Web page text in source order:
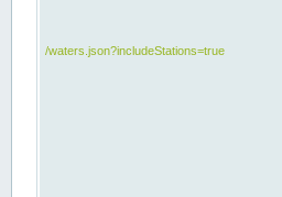
/waters.json?includeStations=true